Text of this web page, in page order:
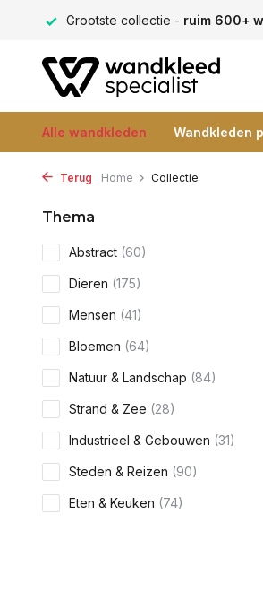
Verschillende formaten - altijd
Alle wandkleden Wandkleden
Terug Home Collectie
Thema
Abstract (60)
Dieren (175)
Mensen (41)
Bloemen (64)
Natuur & Landschap (84)
Strand & Zee (28)
Industrieel & Gebouwen (31)
Steden & Reizen (90)
Eten & Keuken (74)